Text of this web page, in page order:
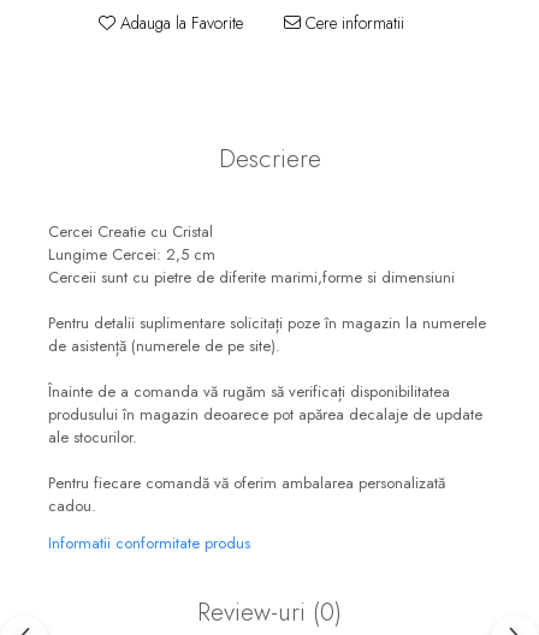
Adauga la Favorite Cere informatii
Descriere
Cercei Creatie cu Cristal
Lungime Cercei: 2,5 cm
Cerceii sunt cu pietre de diferite marimi,forme si dimensiuni
Pentru detalii suplimentare solicitați poze în magazin la numerele
de asistență (numerele de pe site).
Înainte de a comanda vă rugăm să verificați disponibilitatea
produsului în magazin deoarece pot apărea decalaje de update
ale stocurilor.
Pentru fiecare comandă vă oferim ambalarea personalizată
cadou.
Informatii conformitate produs
Review-uri (0)